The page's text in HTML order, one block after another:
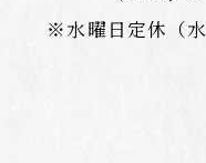
※水曜日定休（